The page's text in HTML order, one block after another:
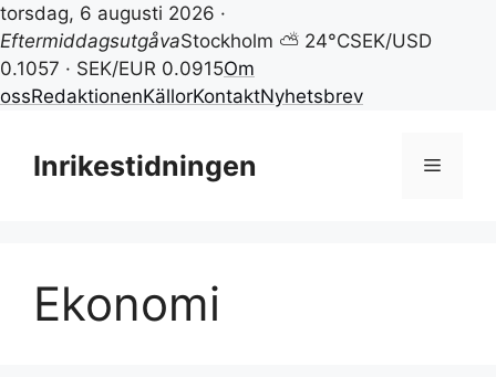
torsdag, 6 augusti 2026 ·
EftermiddagsutgåvaStockholm ⛅ 24°CSEK/USD
0.1057 · SEK/EUR 0.0915Om
ossRedaktionenKällorKontaktNyhetsbrev
innehållInrikestidningen Meny
Ekonomi